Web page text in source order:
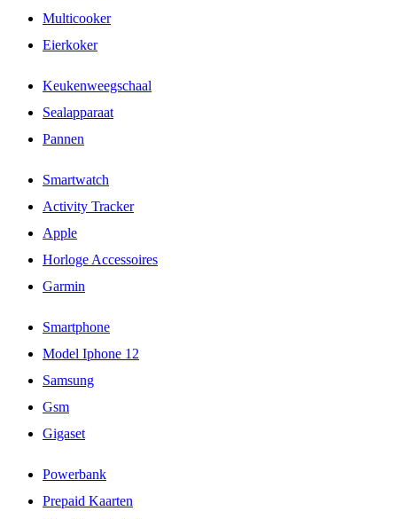
Multicooker
Eierkoker
Keukenweegschaal
Sealapparaat
Pannen
Smartwatch
Activity Tracker
Apple
Horloge Accessoires
Garmin
Smartphone
Model Iphone 12
Samsung
Gsm
Gigaset
Powerbank
Prepaid Kaarten